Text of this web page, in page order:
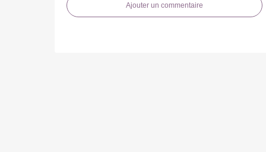
Ajouter un commentaire